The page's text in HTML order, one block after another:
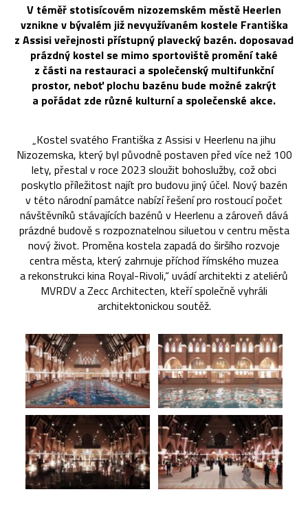
V téměř stotisícovém nizozemském městě Heerlen
vznikne v bývalém již nevyužívaném kostele Františka
z Assisi veřejnosti přístupný plavecký bazén. doposavad
prázdný kostel se mimo sportoviště promění také
z části na restauraci a společenský multifunkční
prostor, neboť plochu bazénu bude možné zakrýt
a pořádat zde různé kulturní a společenské akce.
„Kostel svatého Františka z Assisi v Heerlenu na jihu
Nizozemska, který byl původně postaven před více než 100
lety, přestal v roce 2023 sloužit bohoslužby, což obci
poskytlo příležitost najít pro budovu jiný účel. Nový bazén
v této národní památce nabízí řešení pro rostoucí počet
návštěvníků stávajících bazénů v Heerlenu a zároveň dává
prázdné budově s rozpoznatelnou siluetou v centru města
nový život. Proměna kostela zapadá do širšího rozvoje
centra města, který zahrnuje příchod římského muzea
a rekonstrukci kina Royal-Rivoli,“ uvádí architekti z ateliérů
MVRDV a Zecc Architecten, kteří společně vyhráli
architektonickou soutěž.